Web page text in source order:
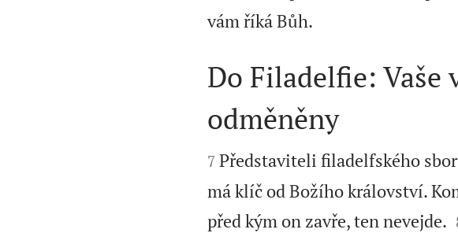
vám říká Bůh.

Do Filadelfie: Vaše
odměněny

7 Představiteli filadelfského
má klíč od Božího království.
před kým on zavře, ten nevejde.